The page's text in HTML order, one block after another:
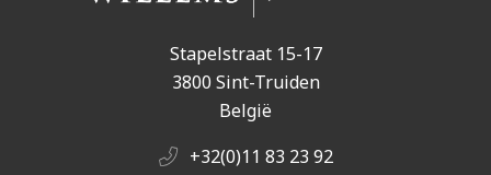
Stapelstraat 15-17
3800 Sint-Truiden
België
+32(0)11 83 23 92